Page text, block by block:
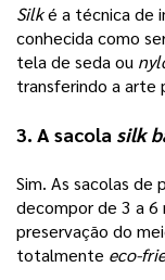
Silk é a técnica de
conhecida como
tela de seda ou
transferindo a arte
3. A sacola silk
Sim. As sacolas de
decompor de 3 a 6
preservação do
totalmente eco-